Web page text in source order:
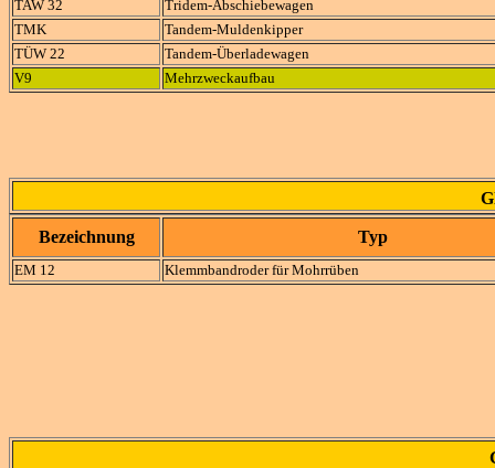
TAW 32
Tridem-Abschiebewagen
TMK
Tandem-Muldenkipper
TÜW 22
Tandem-Überladewagen
V9
Mehrzweckaufbau
Bezeichnung Typ
EM 12 Klemmbandroder für Mohrrüben